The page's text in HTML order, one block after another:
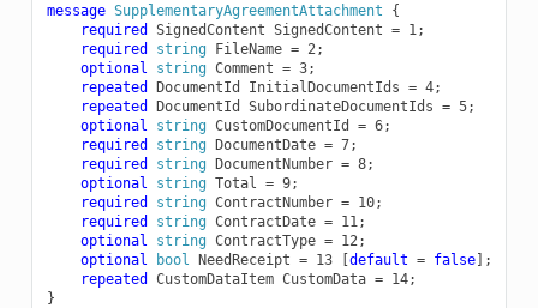
message SupplementaryAgreementAttachment
{
required
SignedContent SignedContent = 1;
required
string FileName = 2;
optional
string Comment = 3;
repeated
DocumentId InitialDocumentIds = 4;
repeated
DocumentId SubordinateDocumentIds = 5;
optional
string CustomDocumentId = 6;
required
string DocumentDate = 7;
required
string DocumentNumber = 8;
optional
string Total = 9;
required
string ContractNumber = 10;
required
string ContractDate = 11;
optional
string ContractType = 12;
optional
bool NeedReceipt = 13 [default = false];
repeated
CustomDataItem CustomData = 14;
}